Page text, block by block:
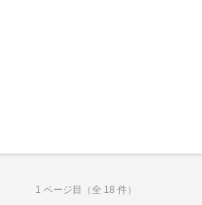
1 ページ目（全 18 件）